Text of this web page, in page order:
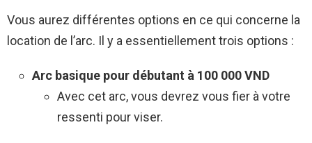
Vous aurez différentes options en ce qui concerne la
location de l’arc. Il y a essentiellement trois options :
Arc basique pour débutant à 100 000 VND
Avec cet arc, vous devrez vous fier à votre
ressenti pour viser.